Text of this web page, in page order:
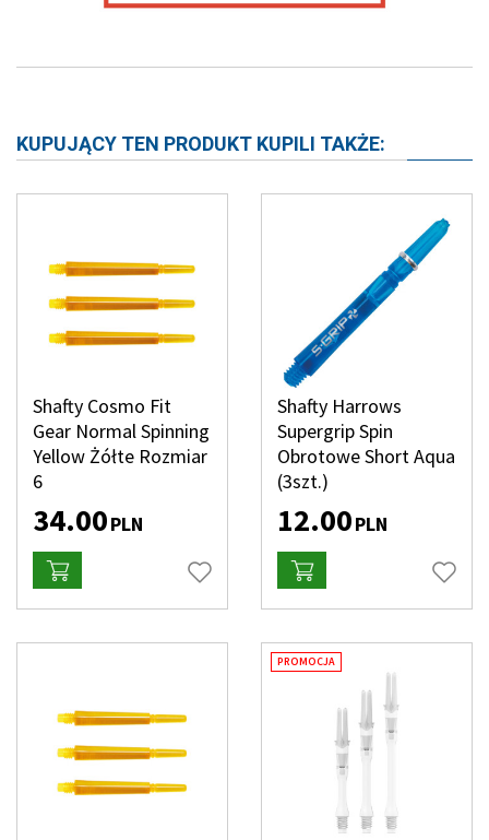
KUPUJĄCY TEN PRODUKT KUPILI TAKŻE:
Shafty Cosmo Fit
Gear Normal Spinning
Yellow Żółte Rozmiar
6
34.00PLN
Shafty Harrows
Supergrip Spin
Obrotowe Short Aqua
(3szt.)
12.00PLN
PROMOCJA